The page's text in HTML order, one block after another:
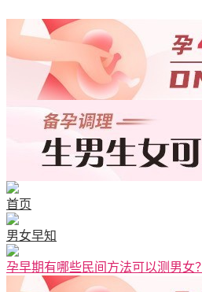
首页
男女早知
孕早期有哪些民间方法可以测男女？